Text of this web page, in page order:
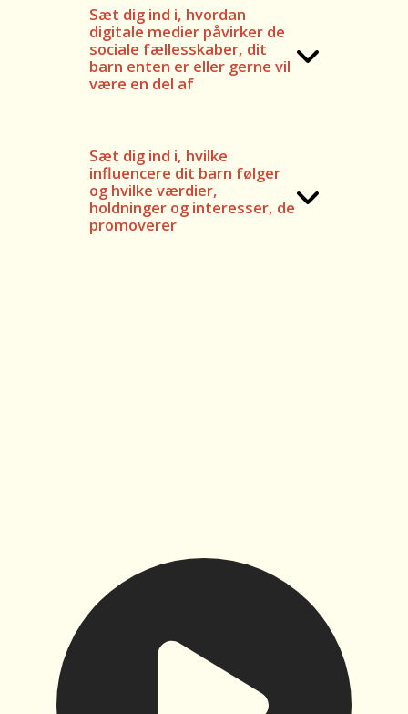
Sæt dig ind i, hvordan
digitale medier påvirker de
sociale fællesskaber, dit
barn enten er eller gerne vil
være en del af
Sæt dig ind i, hvilke
influencere dit barn følger
og hvilke værdier,
holdninger og interesser, de
promoverer